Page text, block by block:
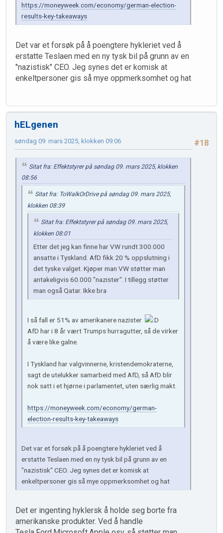
https://moneyweek.com/economy/german-election-
results-key-takeaways
Det var et forsøk på å poengtere hykleriet ved å
erstatte Teslaen med en ny tysk bil på grunn av en
"nazistisk" CEO. Jeg synes det er komisk at
enkeltpersoner gis så mye oppmerksomhet og hat
hELgenen
#18
søndag 09. mars 2025, klokken 09:06
Sitat fra: Effektstyrer på søndag 09. mars 2025, klokken
08:56
Sitat fra: ToWalkOrDrive på søndag 09. mars 2025,
klokken 08:39
Sitat fra: Effektstyrer på søndag 09. mars 2025,
klokken 08:01
Etter det jeg kan finne har VW rundt 300.000
ansatte i Tyskland. AfD fikk 20 % oppslutning i
det tyske valget. Kjøper man VW støtter man
antakeligvis 60.000 "nazister". I tillegg støtter
man også Qatar. Ikke bra
I så fall er 51% av amerikanere nazister
AfD har i 8 år vært Trumps hurragutter, så de virker
å være like galne.
I Tyskland har valgvinnerne, kristendemokraterne,
sagt de utelukker samarbeid med AfD, så AfD blir
nok satt i et hjørne i parlamentet, uten særlig makt.
https://moneyweek.com/economy/german-
election-results-key-takeaways
Det var et forsøk på å poengtere hykleriet ved å
erstatte Teslaen med en ny tysk bil på grunn av en
"nazistisk" CEO. Jeg synes det er komisk at
enkeltpersoner gis så mye oppmerksomhet og hat
Det er ingenting hyklersk å holde seg borte fra
amerikanske produkter. Ved å handle